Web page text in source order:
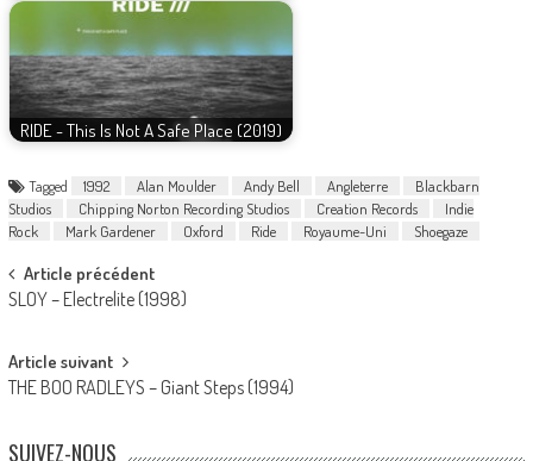
RIDE - This Is Not A Safe Place (2019)
Tagged 1992 Alan Moulder Andy Bell Angleterre
Blackbarn
Studios
Chipping Norton Recording Studios Creation Records
Indie
Rock
Mark Gardener Oxford Ride Royaume-Uni Shoegaze
Post
navigation
Article précédent
SLOY – Electrelite (1998)
Article suivant
THE BOO RADLEYS – Giant Steps (1994)
SUIVEZ-NOUS